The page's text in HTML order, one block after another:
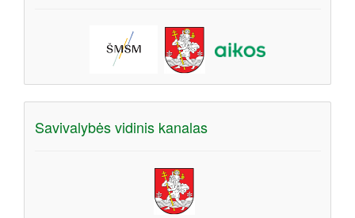
Savivalybės vidinis kanalas